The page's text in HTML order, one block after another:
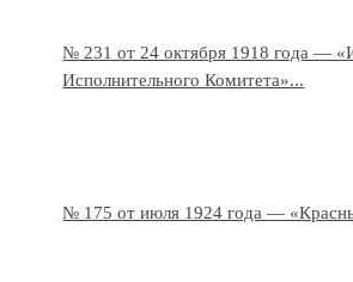
№ 231 от 24 октября 1918 года —
Исполнительного Комитета»...
№ 175 от июля 1924 года —